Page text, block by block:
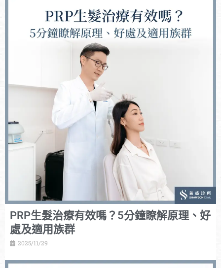
PRP生髮治療有效嗎？5分鐘瞭解原理、好
處及適用族群
2025/11/29